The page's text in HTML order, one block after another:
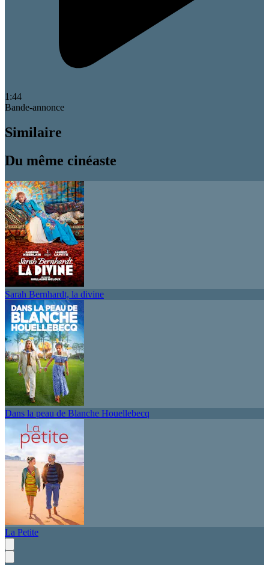
1:44
Bande-annonce
Similaire
Du même cinéaste
Sarah Bernhardt, la divine
Dans la peau de Blanche Houellebecq
La Petite